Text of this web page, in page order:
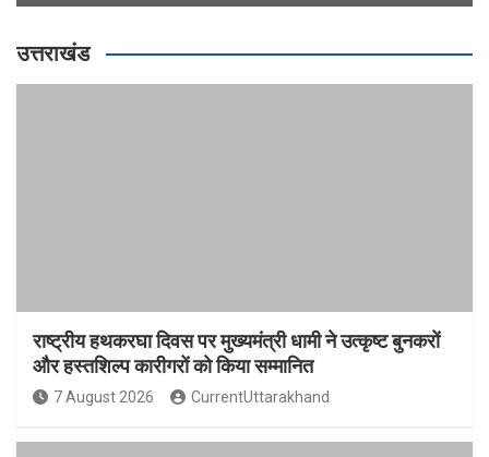
उत्तराखंड
राष्ट्रीय हथकरघा दिवस पर मुख्यमंत्री धामी ने उत्कृष्ट बुनकरों
और हस्तशिल्प कारीगरों को किया सम्मानित
7 August 2026 CurrentUttarakhand